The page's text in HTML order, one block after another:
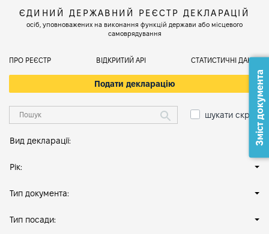
ЄДИНИЙ ДЕРЖАВНИЙ РЕЄСТР ДЕКЛАРАЦІЙ
осіб, уповноважених на виконання функцій держави або місцевого
самоврядування
ПРО РЕЄСТР ВІДКРИТИЙ АРІ СТАТИСТИЧНІ ДАНІ
Подати декларацію
шукати скрізь
Вид декларації:
Рік:
Тип документа:
Тип посади:
Зміст документа